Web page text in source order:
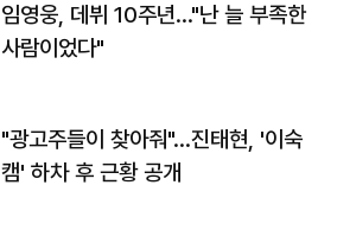
임영웅, 데뷔 10주년…"난 늘 부족한
사람이었다"
"광고주들이 찾아줘"…진태현, '이숙
캠' 하차 후 근황 공개